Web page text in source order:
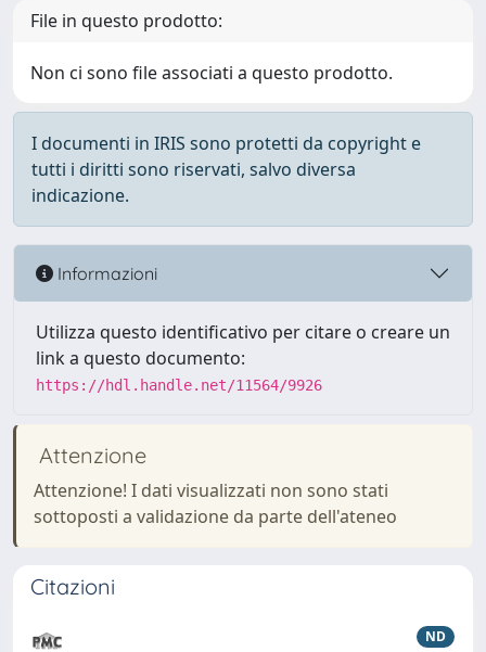
File in questo prodotto:
Non ci sono file associati a questo prodotto.
I documenti in IRIS sono protetti da copyright e
tutti i diritti sono riservati, salvo diversa
indicazione.
Informazioni
Utilizza questo identificativo per citare o creare un
link a questo documento:
https://hdl.handle.net/11564/9926
Attenzione
Attenzione! I dati visualizzati non sono stati
sottoposti a validazione da parte dell'ateneo
Citazioni
ND